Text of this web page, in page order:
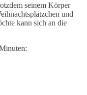
seinem Körper
und
kann sich an die